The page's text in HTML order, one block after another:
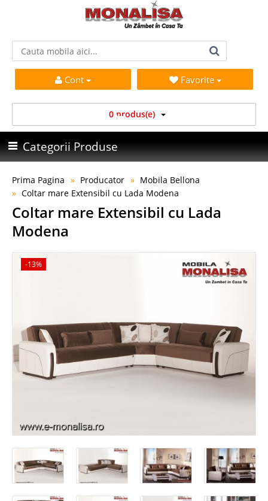
Cont Favorite
0 produs(e)
Categorii Produse
Prima Pagina Producator
Mobila Bellona
Coltar mare Extensibil cu Lada Modena
Coltar mare Extensibil cu Lada
Modena
-13%